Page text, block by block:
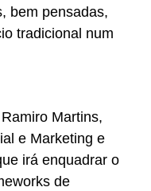
bem pensadas,
tradicional num
Martins,
e Marketing e
irá enquadrar o
de